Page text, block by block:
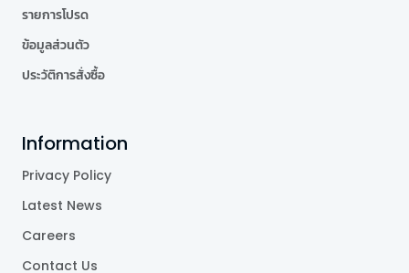
รายการโปรด
ข้อมูลส่วนตัว
ประวัติการสั่งซื้อ
Information
Privacy Policy
Latest News
Careers
Contact Us